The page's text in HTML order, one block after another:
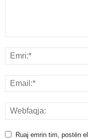
Ruaj emrin tim, postën